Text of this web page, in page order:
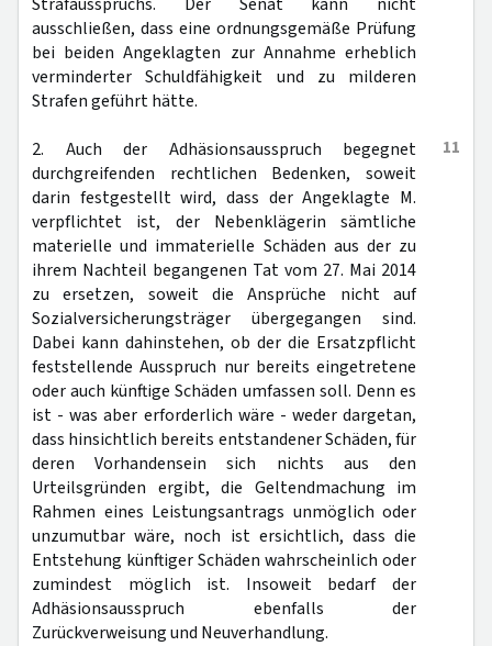
ausschließen, dass eine ordnungsgemäße Prüfung
bei beiden Angeklagten zur Annahme erheblich
verminderter Schuldfähigkeit und zu milderen
Strafen geführt hätte.
11
2. Auch der Adhäsionsausspruch begegnet
durchgreifenden rechtlichen Bedenken, soweit
darin festgestellt wird, dass der Angeklagte M.
verpflichtet ist, der Nebenklägerin sämtliche
materielle und immaterielle Schäden aus der zu
ihrem Nachteil begangenen Tat vom 27. Mai 2014
zu ersetzen, soweit die Ansprüche nicht auf
Sozialversicherungsträger übergegangen sind.
Dabei kann dahinstehen, ob der die Ersatzpflicht
feststellende Ausspruch nur bereits eingetretene
oder auch künftige Schäden umfassen soll. Denn es
ist - was aber erforderlich wäre - weder dargetan,
dass hinsichtlich bereits entstandener Schäden, für
deren Vorhandensein sich nichts aus den
Urteilsgründen ergibt, die Geltendmachung im
Rahmen eines Leistungsantrags unmöglich oder
unzumutbar wäre, noch ist ersichtlich, dass die
Entstehung künftiger Schäden wahrscheinlich oder
zumindest möglich ist. Insoweit bedarf der
Adhäsionsausspruch ebenfalls der
Zurückverweisung und Neuverhandlung.